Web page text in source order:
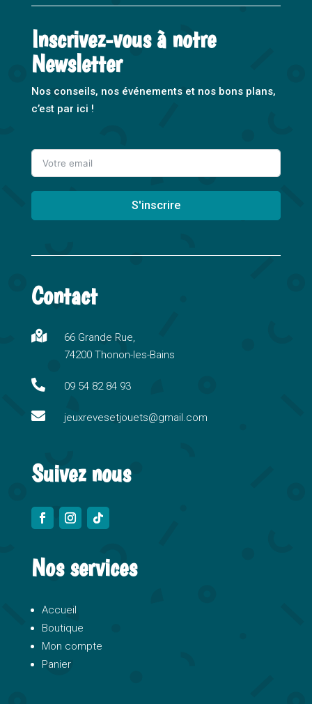
Inscrivez-vous à notre
Newsletter
Nos conseils, nos événements et nos bons plans,
c’est par ici !
S'inscrire
l
e
n
a
i
e
Contact

66 Grande Rue,
74200 Thonon-les-Bains
 09 54 82 84 93
 jeuxrevesetjouets@gmail.com
Suivez nous
Nos services
Accueil
Boutique
Mon compte
Panier